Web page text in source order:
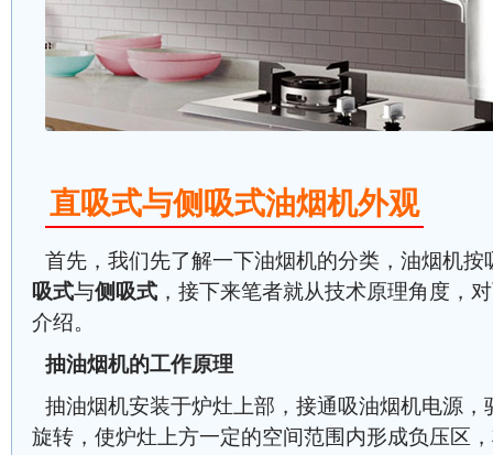
直吸式与侧吸式油烟机外观
首先，我们先了解一下油烟机的分类，油烟机
吸式与侧吸式 ，接下来笔者就从技术原理角度，
介绍。
抽油烟机的工作原理
抽油烟机安装于炉灶上部，接通吸油烟机电源
旋转，使炉灶上方一定的空间范围内形成负压区